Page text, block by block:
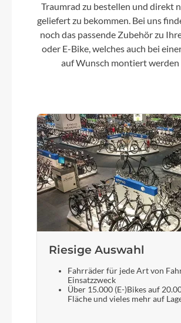
Modelljahr
Sattelklemme
KTM Line JD-SC99 -
Griffe
Ergon GP1 SD
Bosch Standard Charger 4A Smart
Schaltwerk
Traumrad zu bestellen und direkt
geliefert zu bekommen. Bei uns
noch das passende Zubehör zu
oder E-Bike, welches auch bei
auf Wunsch montiert werden
Riesige Auswahl
Fahrräder für jede Art von
Einsatzzweck
Über 15.000 (E-)Bikes auf
Fläche und vieles mehr auf